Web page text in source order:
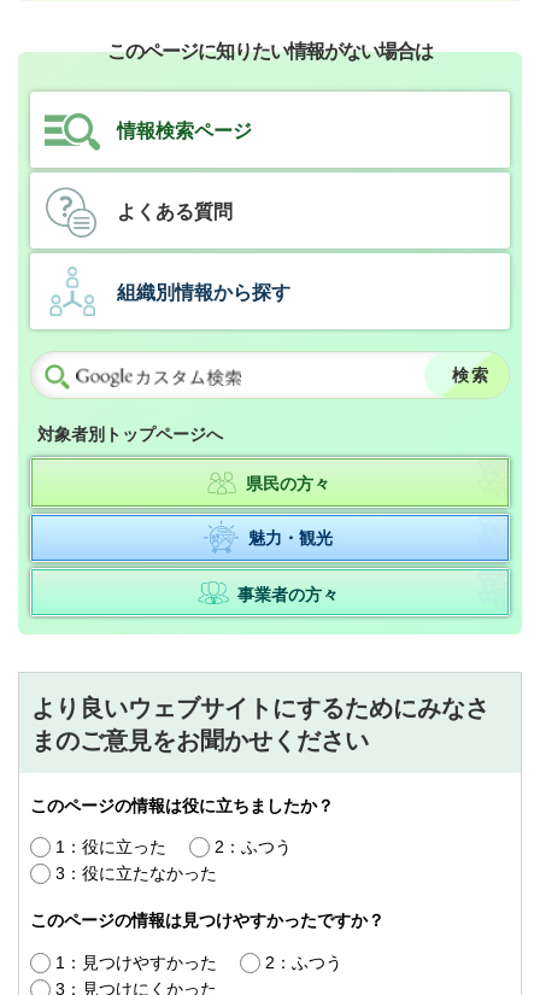
このページに知りたい情報がない場合は
情報検索ページ
よくある質問
組織別情報から探す
対象者別トップページへ
県民の方々
魅力・観光
事業者の方々
より良いウェブサイトにするためにみなさ
まのご意見をお聞かせください
このページの情報は役に立ちましたか？
1：役に立った
2：ふつう
3：役に立たなかった
このページの情報は見つけやすかったですか？
1：見つけやすかった
2：ふつう
3：見つけにくかった